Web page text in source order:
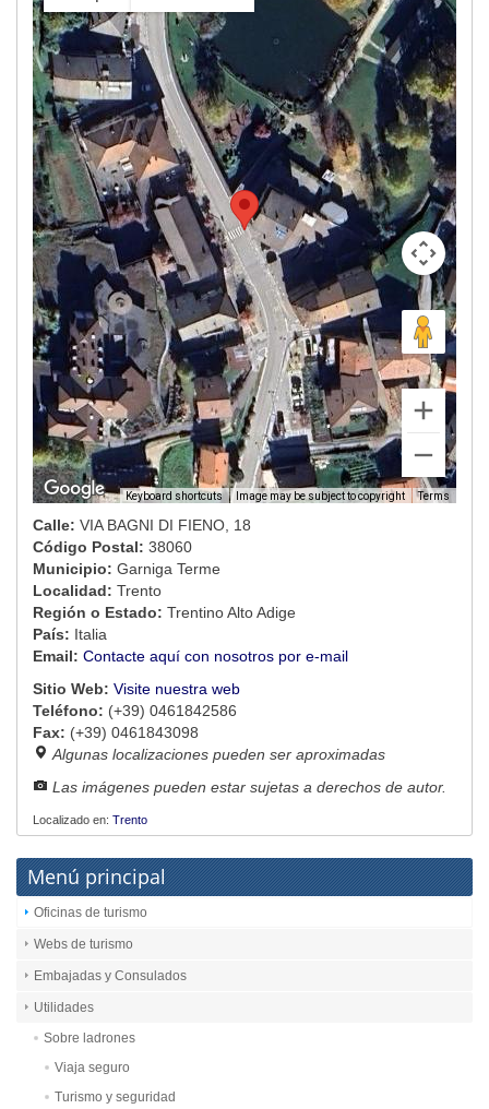
Keyboard shortcuts Image may be subject to copyright Terms
Calle: VIA BAGNI DI FIENO, 18
Código Postal: 38060
Municipio: Garniga Terme
Localidad: Trento
Región o Estado: Trentino Alto Adige
País: Italia
Email: Contacte aquí con nosotros por e-mail
Sitio Web: Visite nuestra web
Teléfono: (+39) 0461842586
Fax: (+39) 0461843098
Algunas localizaciones pueden ser aproximadas
Las imágenes pueden estar sujetas a derechos de autor.
Localizado en: Trento
Menú principal
Oficinas de turismo
Webs de turismo
Embajadas y Consulados
Utilidades
Sobre ladrones
Viaja seguro
Turismo y seguridad